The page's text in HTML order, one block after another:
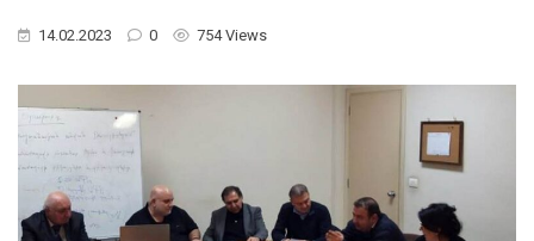
14.02.2023 0 754 Views